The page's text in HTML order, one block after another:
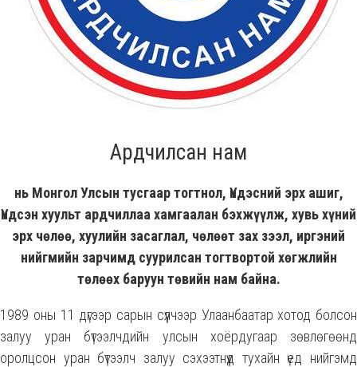
Ардчилсан нам
нь Монгол Улсын тусгаар тогтнол, Үндэсний эрх ашиг,
Үндсэн хуульт ардчиллаа хамгаалан бэхжүүлж, хувь хүний
эрх чөлөө, хуулийн засаглал, чөлөөт зах зээл, иргэний
нийгмийн зарчимд суурилсан тогтвортой хөгжлийн
төлөөх баруун төвийн нам байна.
1989 оны 11 дүгээр сарын сүүлчээр Улаанбаатар хотод болсон
залуу уран бүтээлчдийн улсын хоёрдугаар зөвлөгөөнд
оролцсон уран бүтээлч залуу сэхээтнүүд тухайн үед нийгэмд